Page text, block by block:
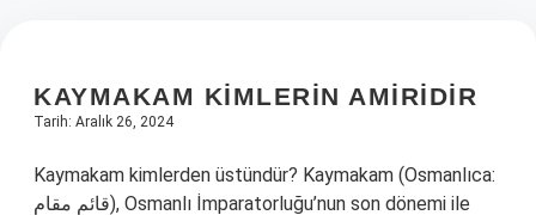
KAYMAKAM KIMLERIN AMIRIDIR
Tarih: Aralık 26, 2024
Kaymakam kimlerden üstündür? Kaymakam (Osmanlıca:
قائم مقام), Osmanlı İmparatorluğu’nun son dönemi ile